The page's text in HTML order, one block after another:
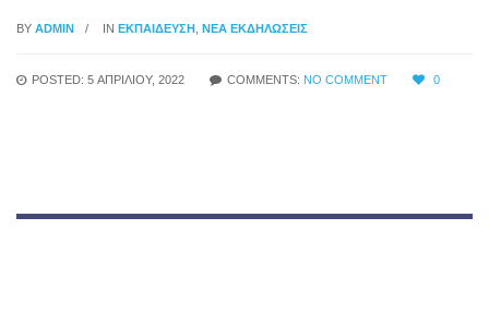
BY ADMIN IN ΕΚΠΑΊΔΕΥΣΗ ΝΈΑ ΕΚΔΗΛΏΣΕΙΣ
POSTED: 5 ΑΠΡΙΛΊΟΥ, 2022 COMMENTS: NO COMMENT 0